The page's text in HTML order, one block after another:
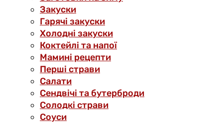
Закуски
Гарячі закуски
Холодні закуски
Коктейлі та напої
Мамині рецепти
Перші страви
Салати
Сендвічі та бутерброди
Солодкі страви
Соуси